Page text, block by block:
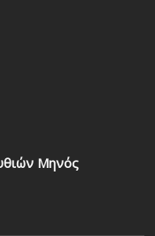
Μηνός